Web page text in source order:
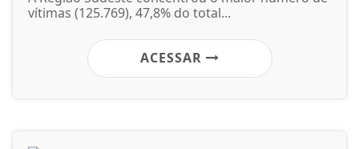
vítimas (125.769), 47,8% do total...
ACESSAR